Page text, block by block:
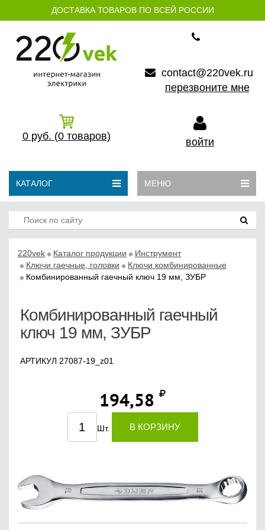
ДОСТАВКА ТОВАРОВ ПО ВСЕЙ РОССИИ
contact@220vek.ru
перезвоните мне
0 руб. (0 товаров) войти
КАТАЛОГ МЕНЮ
220vek Каталог продукции
Инструмент
Ключи гаечные, головки
Ключи комбинированные
Комбинированный гаечный ключ 19 мм, ЗУБР
Комбинированный гаечный
ключ 19 мм, ЗУБР
АРТИКУЛ 27087-19_z01
194,58
Шт. В КОРЗИНУ